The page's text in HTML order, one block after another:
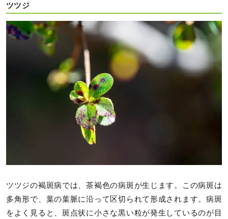
ツツジ
ツツジの褐斑病では、茶褐色の病斑が生じます。この病斑は
多角形で、葉の葉脈に沿って区切られて形成されます。病斑
をよく見ると、斑点状に小さな黒い粒が発生しているのが目